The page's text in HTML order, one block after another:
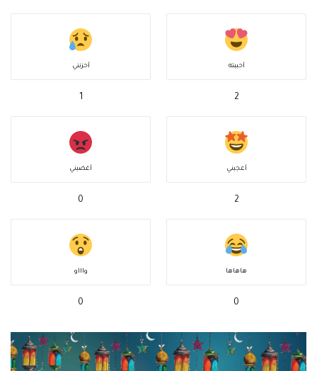
أحببته
2
أحزنني
1
أعجبني
2
أغضبني
0
هاهاها
0
واااو
0